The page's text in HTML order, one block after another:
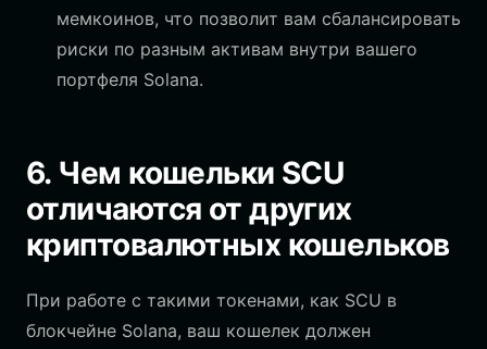
мемкоинов, что позволит вам сбалансировать
риски по разным активам внутри вашего
портфеля Solana.
6. Чем кошельки SCU
отличаются от других
криптовалютных кошельков
При работе с такими токенами, как SCU в
блокчейне Solana, ваш кошелек должен